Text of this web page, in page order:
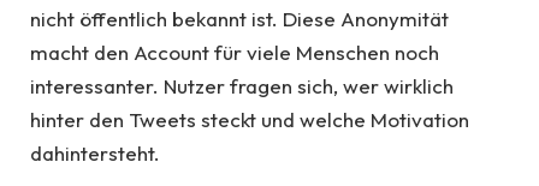
nicht öffentlich bekannt ist. Diese Anonymität
macht den Account für viele Menschen noch
interessanter. Nutzer fragen sich, wer wirklich
hinter den Tweets steckt und welche Motivation
dahintersteht.